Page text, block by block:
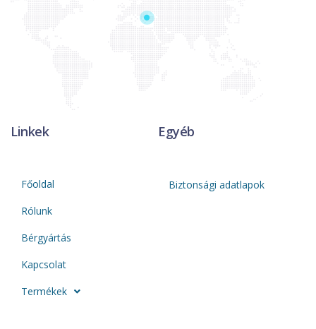
Linkek
Főoldal
Rólunk
Bérgyártás
Kapcsolat
Termékek
Egyéb
Biztonsági adatlapok